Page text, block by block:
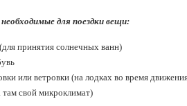
для поездки вещи:
принятия солнечных ванн)
или ветровки (на лодках во время
там свой микроклимат)